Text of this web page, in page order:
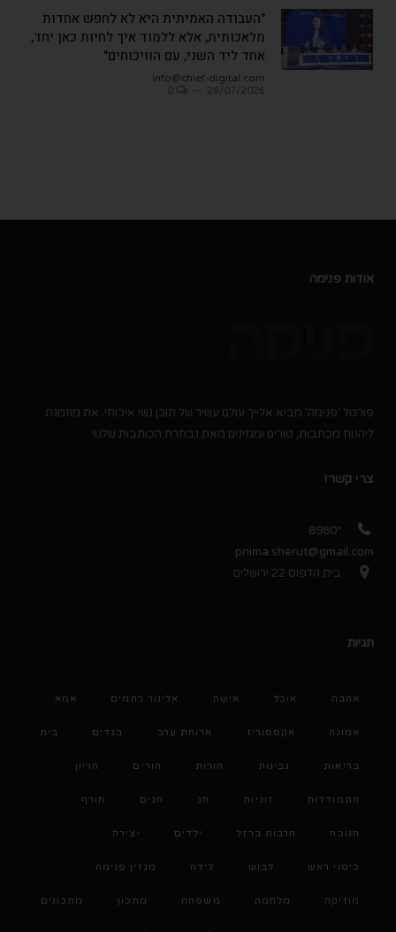
"העבודה האמיתית היא לא לחפש אחדות
מלאכותית, אלא ללמוד איך לחיות כאן יחד,
אחד ליד השני, עם הוויכוחים"
info@chief-digital.com
אודות פנימה
פורטל 'פנימה' מביא אלייך עולם עשיר של תוכן נשי איכותי. את מוזמנת
ליהנות מכתבות, טורים ומגזינים מאת נבחרת הכותבות שלנו!
צרי קשר!
*8980
pnima.sherut@gmail.com
בית הדפוס 22 ירושלים
תגיות
אהבה אוכל אישה אלינור רחמים אמא
אמונה אקססוריז ארוחת ערב בגדים בית
בריאות גבינות הורות הורים הריון
התמודדות זוגיות חג חגים חורף
חנוכה חרבות ברזל ילדים יצירה
כיסוי ראש לבוש לידה מגזין פנימה
מוזיקה מלחמה משפחה מתכון מתכונים